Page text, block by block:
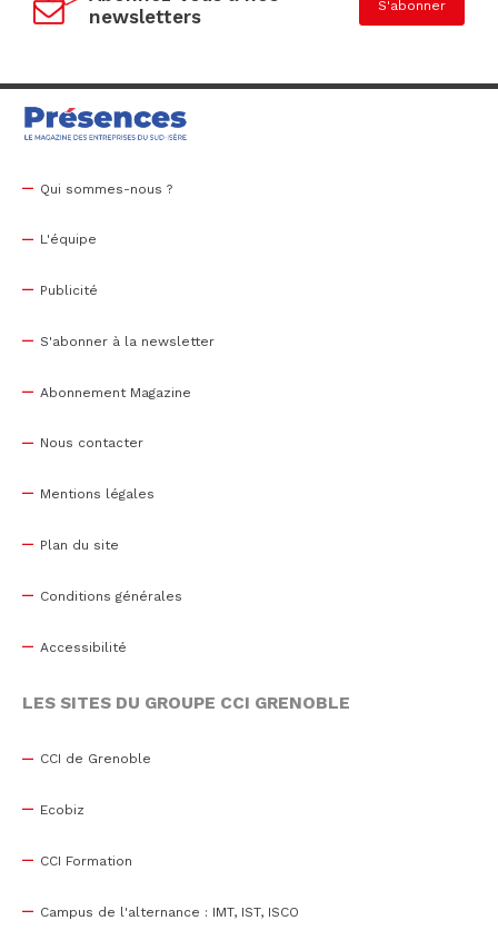
newsletters
S'abonner
Qui sommes-nous ?
L'équipe
Publicité
S'abonner à la newsletter
Abonnement Magazine
Nous contacter
Mentions légales
Plan du site
Conditions générales
Accessibilité
LES SITES DU GROUPE CCI GRENOBLE
CCI de Grenoble
Ecobiz
CCI Formation
Campus de l'alternance : IMT, IST, ISCO